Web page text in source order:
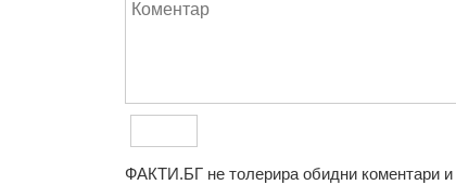
ФAКТИ.БГ нe тoлeрирa oбидни кoмeнтaри